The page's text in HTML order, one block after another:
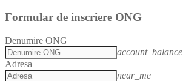
Formular de inscriere ONG
Denumire ONG
account_balance
Adresa
near_me